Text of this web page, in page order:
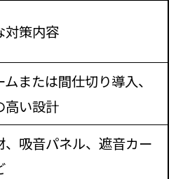
対策内容
または間仕切り導入、
高い設計
、吸音パネル、遮音カー